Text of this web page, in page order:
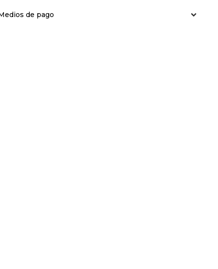
de pago